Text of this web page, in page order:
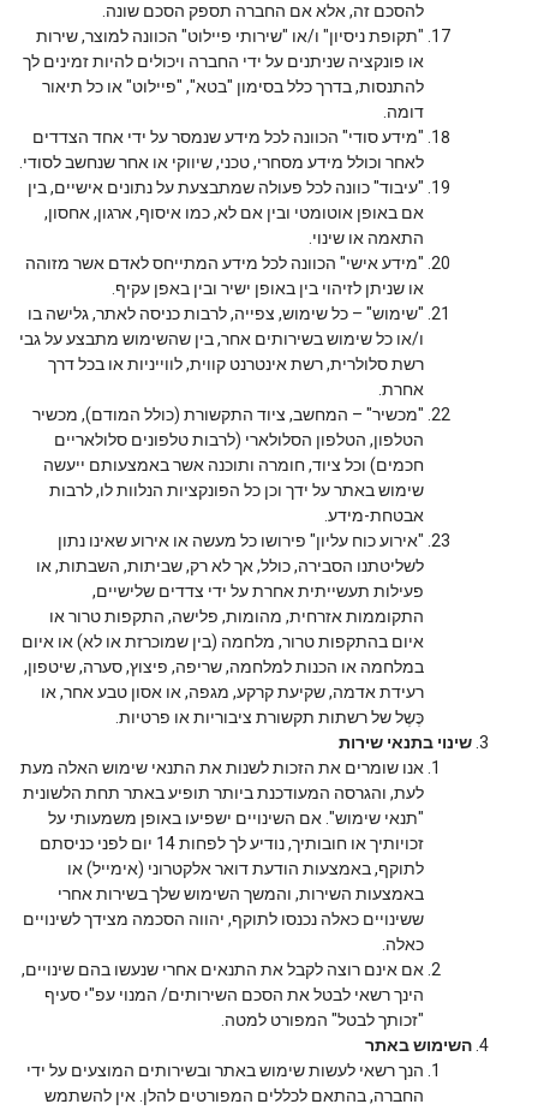
להסכם זה, אלא אם החברה תספק הסכם שונה.
"תקופת ניסיון" ו/או "שירותי פיילוט" הכוונה למוצר, שירות
או פונקציה שניתנים על ידי החברה ויכולים להיות זמינים לך
להתנסות, בדרך כלל בסימון "בטא", "פיילוט" או כל תיאור
דומה.
"מידע סודי" הכוונה לכל מידע שנמסר על ידי אחד הצדדים
לאחר וכולל מידע מסחרי, טכני, שיווקי או אחר שנחשב לסודי.
"עיבוד" כוונה לכל פעולה שמתבצעת על נתונים אישיים, בין
אם באופן אוטומטי ובין אם לא, כמו איסוף, ארגון, אחסון,
התאמה או שינוי.
"מידע אישי" הכוונה לכל מידע המתייחס לאדם אשר מזוהה
או שניתן לזיהוי בין באופן ישיר ובין באפן עקיף.
"שימוש" – כל שימוש, צפייה, לרבות כניסה לאתר, גלישה בו
ו/או כל שימוש בשירותים אחר, בין שהשימוש מתבצע על גבי
רשת סלולרית, רשת אינטרנט קווית, לווייניות או בכל דרך
אחרת.
"מכשיר" – המחשב, ציוד התקשורת (כולל המודם), מכשיר
הטלפון, הטלפון הסלולארי (לרבות טלפונים סלולאריים
חכמים) וכל ציוד, חומרה ותוכנה אשר באמצעותם ייעשה
שימוש באתר על ידך וכן כל הפונקציות הנלוות לו, לרבות
אבטחת-מידע.
"אירוע כוח עליון" פירושו כל מעשה או אירוע שאינו נתון
לשליטתנו הסבירה, כולל, אך לא רק, שביתות, השבתות, או
פעילות תעשייתית אחרת על ידי צדדים שלישיים,
התקוממות אזרחית, מהומות, פלישה, התקפות טרור או
איום בהתקפות טרור, מלחמה (בין שמוכרזת או לא) או איום
במלחמה או הכנות למלחמה, שריפה, פיצוץ, סערה, שיטפון,
רעידת אדמה, שקיעת קרקע, מגפה, או אסון טבע אחר, או
כֶּשֶל של רשתות תקשורת ציבוריות או פרטיות.
שינוי בתנאי שירות
אנו שומרים את הזכות לשנות את התנאי שימוש האלה מעת
לעת, והגרסה המעודכנת ביותר תופיע באתר תחת הלשונית
"תנאי שימוש". אם השינויים ישפיעו באופן משמעותי על
זכויותיך או חובותיך, נודיע לך לפחות 14 יום לפני כניסתם
לתוקף, באמצעות הודעת דואר אלקטרוני (אימייל) או
באמצעות השירות, והמשך השימוש שלך בשירות אחרי
ששינויים כאלה נכנסו לתוקף, יהווה הסכמה מצידך לשינויים
כאלה.
אם אינם רוצה לקבל את התנאים אחרי שנעשו בהם שינויים,
הינך רשאי לבטל את הסכם השירותים/ המנוי עפ"י סעיף
"זכותך לבטל" המפורט למטה.
השימוש באתר
הנך רשאי לעשות שימוש באתר ובשירותים המוצעים על ידי
החברה, בהתאם לכללים המפורטים להלן. אין להשתמש